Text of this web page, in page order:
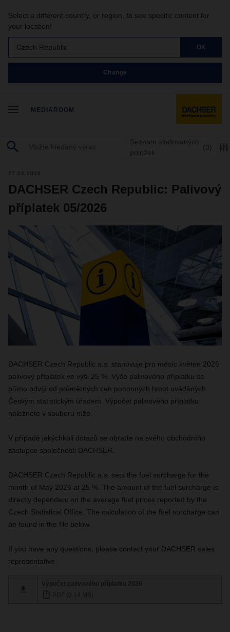
Select a different country, or region, to see specific content for
your location!
Czech Republic OK
Change
MEDIAROOM
Seznam sledovaných
položek
(0)
27.04.2026
DACHSER Czech Republic: Palivový
příplatek 05/2026
DACHSER Czech Republic a.s. stanovuje pro měsíc květen 2026
palivový příplatek ve výši 25 %. Výše palivového příplatku se
přímo odvíjí od průměrných cen pohonných hmot uváděných
Českým statistickým úřadem. Výpočet palivového příplatku
naleznete v souboru níže.
V případě jakýchkoli dotazů se obraťte na svého obchodního
zástupce společnosti DACHSER.
DACHSER Czech Republic a.s. sets the fuel surcharge for the
month of May 2026 at 25 %. The amount of the fuel surcharge is
directly dependent on the average fuel prices reported by the
Czech Statistical Office. The calculation of the fuel surcharge can
be found in the file below.
If you have any questions, please contact your DACHSER sales
representative.